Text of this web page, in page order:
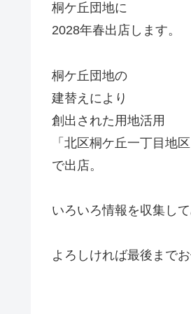
桐ケ丘団地に
2028年春出店します。
桐ケ丘団地の
建替えにより
創出された用地活用
「北区桐ケ丘一丁目地
で出店。
いろいろ情報を収集して
よろしければ最後まで